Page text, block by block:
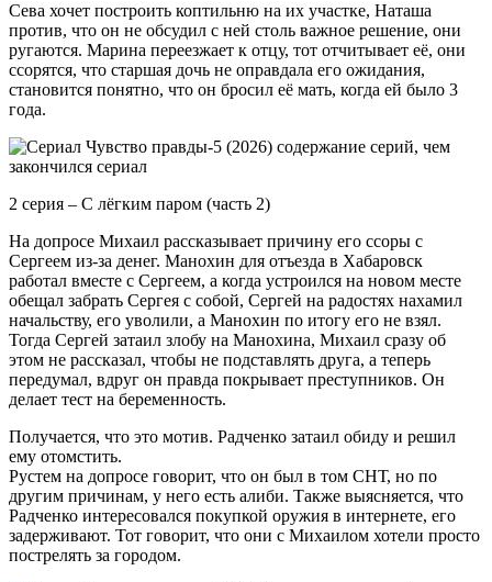
Сева хочет построить коптильню на их участке, Наташа
против, что он не обсудил с ней столь важное решение, они
ругаются. Марина переезжает к отцу, тот отчитывает её, они
ссорятся, что старшая дочь не оправдала его ожидания,
становится понятно, что он бросил её мать, когда ей было 3
года.
2 серия – С лёгким паром (часть 2)
На допросе Михаил рассказывает причину его ссоры с
Сергеем из-за денег. Манохин для отъезда в Хабаровск
работал вместе с Сергеем, а когда устроился на новом месте
обещал забрать Сергея с собой, Сергей на радостях нахамил
начальству, его уволили, а Манохин по итогу его не взял.
Тогда Сергей затаил злобу на Манохина, Михаил сразу об
этом не рассказал, чтобы не подставлять друга, а теперь
передумал, вдруг он правда покрывает преступников. Он
делает тест на беременность.
Получается, что это мотив. Радченко затаил обиду и решил
ему отомстить.
Рустем на допросе говорит, что он был в том СНТ, но по
другим причинам, у него есть алиби. Также выясняется, что
Радченко интересовался покупкой оружия в интернете, его
задерживают. Тот говорит, что они с Михаилом хотели просто
пострелять за городом.